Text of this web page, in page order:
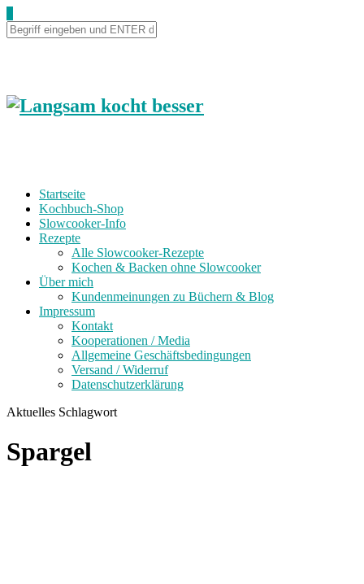
Startseite
Kochbuch-Shop
Slowcooker-Info
Rezepte
Alle Slowcooker-Rezepte
Kochen & Backen ohne Slowcooker
Über mich
Kundenmeinungen zu Büchern & Blog
Impressum
Kontakt
Kooperationen / Media
Allgemeine Geschäftsbedingungen
Versand / Widerruf
Datenschutzerklärung
Aktuelles Schlagwort
Spargel